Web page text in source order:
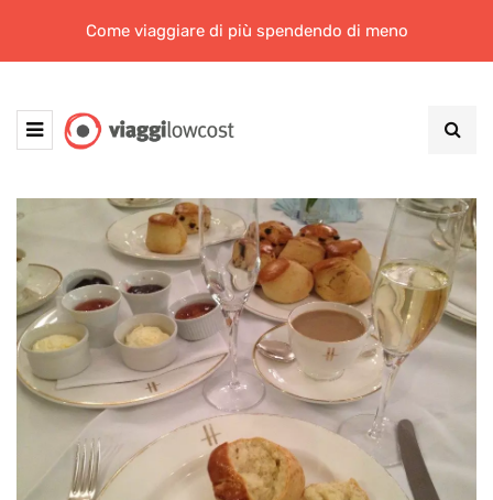
Come viaggiare di più spendendo di meno